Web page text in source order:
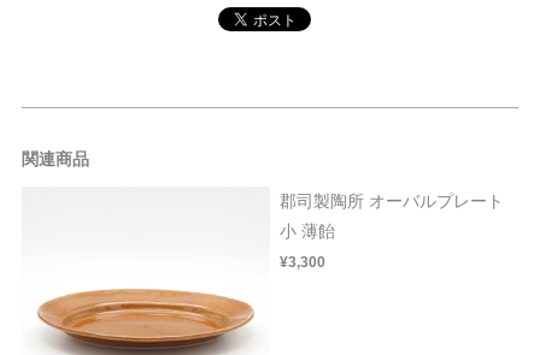
関連商品
郡司製陶所 オーバルプレート
小 薄飴
¥3,300